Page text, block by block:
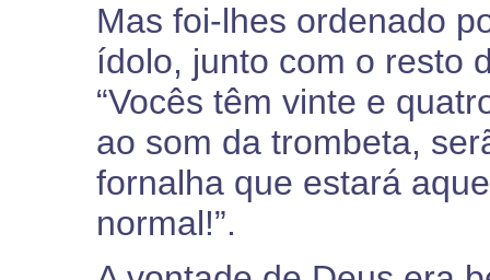
Mas foi-lhes ordenado
ídolo, junto com o resto
“Vocês têm vinte e
ao som da trombeta,
fornalha que estará
normal!”.